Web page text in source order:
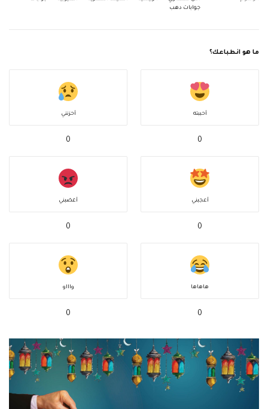
جوابات دهب
ما هو انطباعك؟
أحببته
0
أحزنني
0
أعجبني
0
أغضبني
0
هاهاها
0
واااو
0